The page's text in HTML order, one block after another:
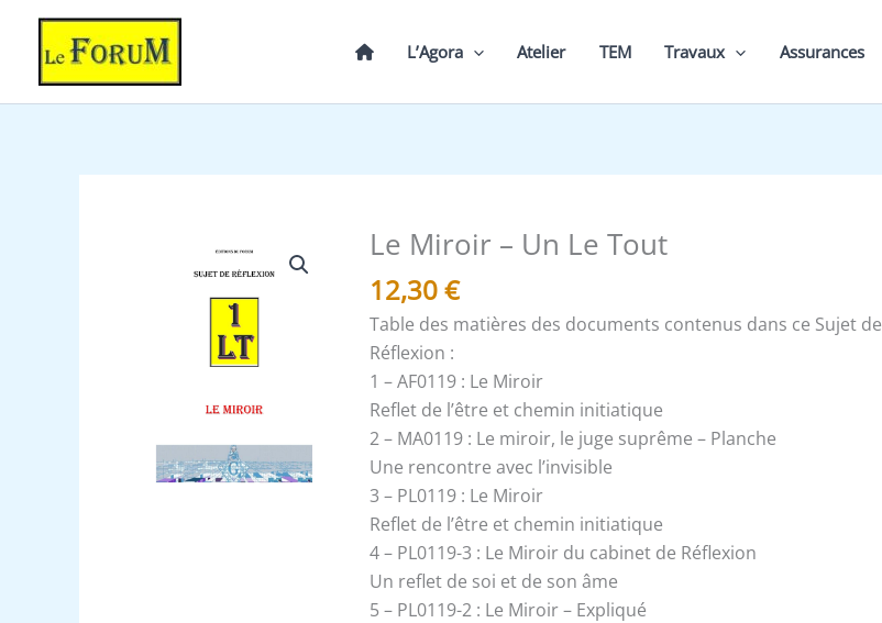
contenu
L’Agora Atelier TEM Travaux Assurances
Le Miroir – Un Le Tout
12,30€
Table des matières des documents contenus dans ce Sujet de
Réflexion :
1 – AF0119 : Le Miroir
Reflet de l’être et chemin initiatique
2 – MA0119 : Le miroir, le juge suprême – Planche
Une rencontre avec l’invisible
3 – PL0119 : Le Miroir
Reflet de l’être et chemin initiatique
4 – PL0119-3 : Le Miroir du cabinet de Réflexion
Un reflet de soi et de son âme
5 – PL0119-2 : Le Miroir – Expliqué
quantité
Le
Miroir
-
Un
Le
Tout